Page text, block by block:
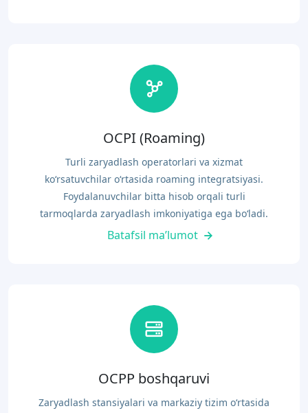
OCPI (Roaming)
Turli zaryadlash operatorlari va xizmat
ko‘rsatuvchilar o‘rtasida roaming integratsiyasi.
Foydalanuvchilar bitta hisob orqali turli
tarmoqlarda zaryadlash imkoniyatiga ega bo‘ladi.
Batafsil ma’lumot
OCPP boshqaruvi
Zaryadlash stansiyalari va markaziy tizim o‘rtasida